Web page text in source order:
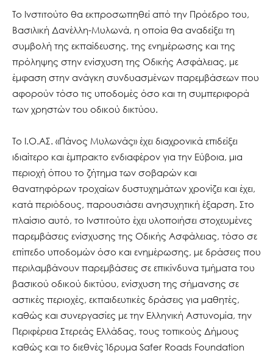
Το Ινστιτούτο θα εκπροσωπηθεί από την Πρόεδρο του,
Βασιλική Δανέλλη-Μυλωνά, η οποία θα αναδείξει τη
συμβολή της εκπαίδευσης, της ενημέρωσης και της
πρόληψης στην ενίσχυση της Οδικής Ασφάλειας, με
έμφαση στην ανάγκη συνδυασμένων παρεμβάσεων που
αφορούν τόσο τις υποδομές όσο και τη συμπεριφορά
των χρηστών του οδικού δικτύου.
Το Ι.Ο.ΑΣ. «Πάνος Μυλωνάς» έχει διαχρονικά επιδείξει
ιδιαίτερο και έμπρακτο ενδιαφέρον για την Εύβοια, μια
περιοχή όπου το ζήτημα των σοβαρών και
θανατηφόρων τροχαίων δυστυχημάτων χρονίζει και έχει,
κατά περιόδους, παρουσιάσει ανησυχητική έξαρση. Στο
πλαίσιο αυτό, το Ινστιτούτο έχει υλοποιήσει στοχευμένες
παρεμβάσεις ενίσχυσης της Οδικής Ασφάλειας, τόσο σε
επίπεδο υποδομών όσο και ενημέρωσης, με δράσεις που
περιλαμβάνουν παρεμβάσεις σε επικίνδυνα τμήματα του
βασικού οδικού δικτύου, ενίσχυση της σήμανσης σε
αστικές περιοχές, εκπαιδευτικές δράσεις για μαθητές,
καθώς και συνεργασίες με την Ελληνική Αστυνομία, την
Περιφέρεια Στερεάς Ελλάδας, τους τοπικούς Δήμους
καθώς και το διεθνές Ίδρυμα Safer Roads Foundation